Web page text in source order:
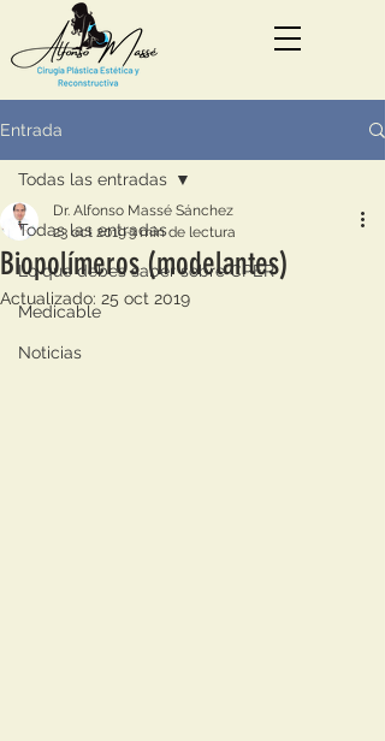
Entrada
Todas las entradas
Lo que debes saber sobre CPER
Medicable
Noticias
Todas las entradas
Biopolímeros (modelantes)
Dr. Alfonso Massé Sánchez
23 oct 20193 min de lectura
Actualizado: 25 oct 2019